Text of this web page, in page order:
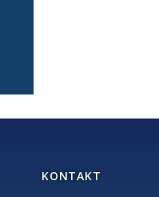
KONTAKT